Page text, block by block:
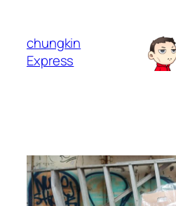
chungkin
Express